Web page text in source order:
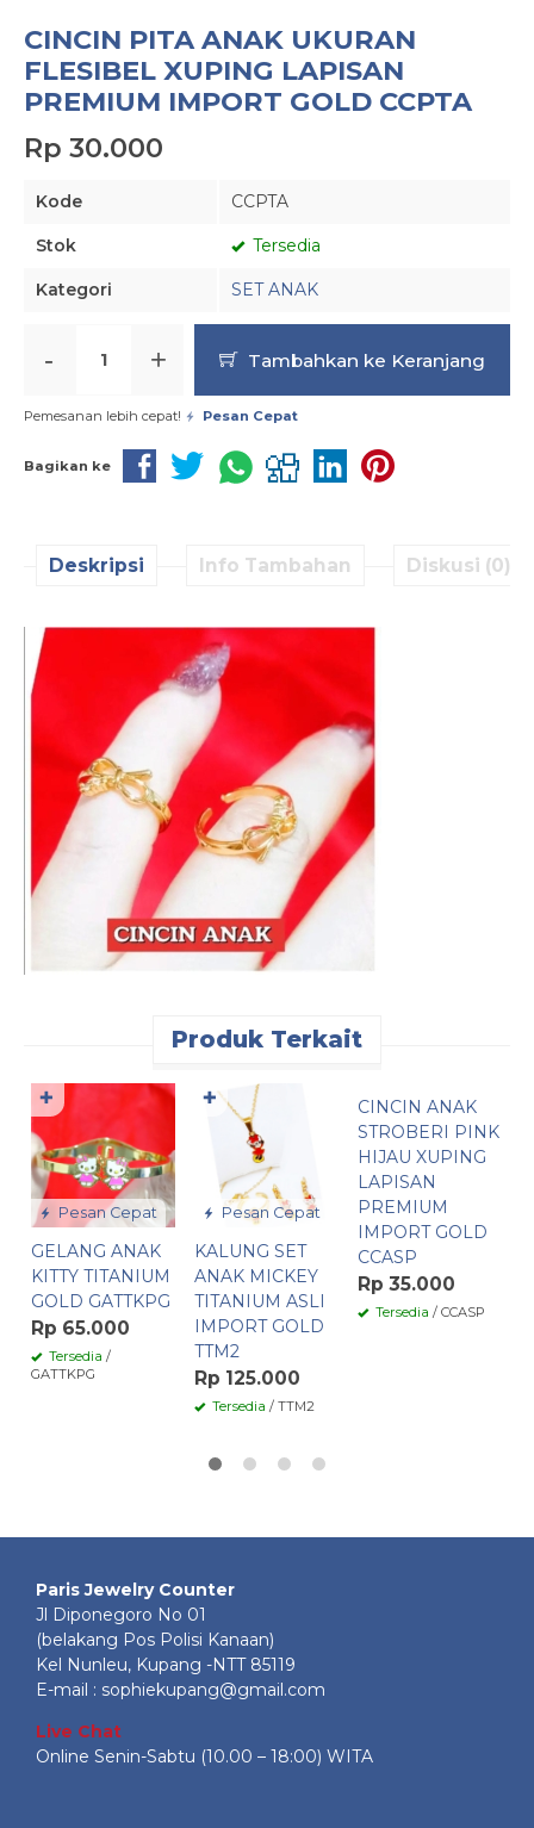
CINCIN PITA ANAK UKURAN
FLESIBEL XUPING LAPISAN
PREMIUM IMPORT GOLD CCPTA
Rp 30.000
Kode CCPTA
Stok Tersedia
Kategori SET ANAK
- + Tambahkan ke Keranjang
Pemesanan lebih cepat! Pesan Cepat
Bagikan ke
Deskripsi Info Tambahan Diskusi (0)
Produk Terkait
Pesan Cepat
GELANG ANAK
KITTY TITANIUM
GOLD GATTKPG
Rp 65.000
Tersedia /
GATTKPG
✚
Pesan Cepat
KALUNG SET
ANAK MICKEY
TITANIUM ASLI
IMPORT GOLD
TTM2
Rp 125.000
Tersedia / TTM2
✚
CINCIN ANAK
STROBERI PINK
HIJAU XUPING
LAPISAN
PREMIUM
IMPORT GOLD
CCASP
Rp 35.000
Tersedia / CCASP
Paris Jewelry Counter
Jl Diponegoro No 01
(belakang Pos Polisi Kanaan)
Kel Nunleu, Kupang -NTT 85119
E-mail : sophiekupang@gmail.com
Live Chat
Online Senin-Sabtu (10.00 – 18:00) WITA